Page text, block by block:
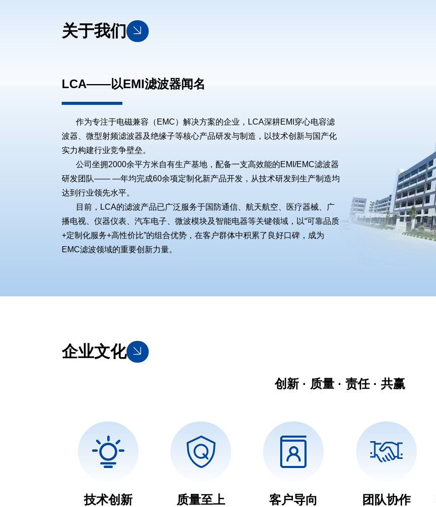
关于我们
LCA——以EMI滤波器闻名
作为专注于电磁兼容（EMC）解决方案的企业，LCA深耕EMI穿心电容滤
波器、微型射频滤波器及绝缘子等核心产品研发与制造，以技术创新与国产化
实力构建行业竞争壁垒。
公司坐拥2000余平方米自有生产基地，配备一支高效能的EMI/EMC滤波器
研发团队—— —年均完成60余项定制化新产品开发，从技术研发到生产制造均
达到行业领先水平。
目前，LCA的滤波产品已广泛服务于国防通信、航天航空、医疗器械、广
播电视、仪器仪表、汽车电子、微波模块及智能电器等关键领域，以“可靠品质
+定制化服务+高性价比”的组合优势，在客户群体中积累了良好口碑，成为
EMC滤波领域的重要创新力量。
企业文化
创新 · 质量 · 责任 · 共赢
技术创新 质量至上 客户导向 团队协作